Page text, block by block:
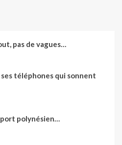
pas de vagues…
ses téléphones qui sonnent
polynésien…